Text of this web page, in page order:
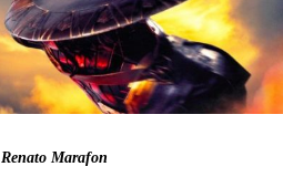
Renato Marafon